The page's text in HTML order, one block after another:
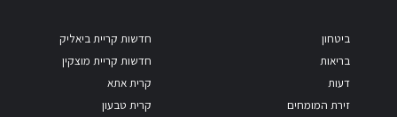
ביטחון
בריאות
דעות
זירת המומחים
חדשות קריית ביאליק
חדשות קריית מוצקין
קרית אתא
קרית טבעון